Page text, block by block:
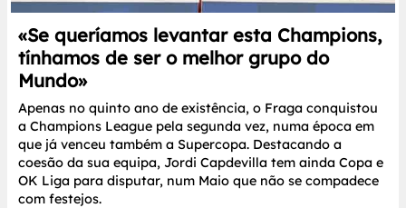
«Se queríamos levantar esta Champions,
tínhamos de ser o melhor grupo do
Mundo»
Apenas no quinto ano de existência, o Fraga conquistou
a Champions League pela segunda vez, numa época em
que já venceu também a Supercopa. Destacando a
coesão da sua equipa, Jordi Capdevilla tem ainda Copa e
OK Liga para disputar, num Maio que não se compadece
com festejos.